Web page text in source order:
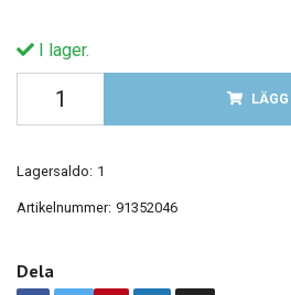
I lager.
LÄGG
Lagersaldo: 1
Artikelnummer: 91352046
Dela